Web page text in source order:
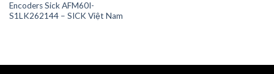
Encoders Sick AFM60I-
S1LK262144 – SICK Việt Nam